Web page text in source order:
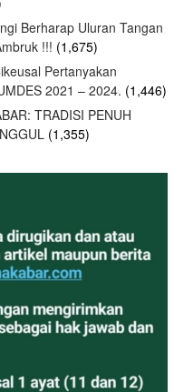
Berharap Uluran Tangan
!!! (1,675)
Pertanyakan
2021 – 2024. (1,446)
TRADISI PENUH
(1,355)